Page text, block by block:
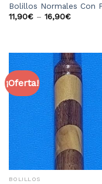
Bolillos Normales Con
11,90€– 16,90€
¡Oferta!
BOLILLOS